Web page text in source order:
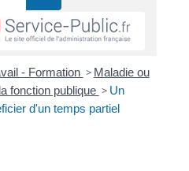
- Formation > Maladie ou
fonction publique > Un
d'un temps partiel